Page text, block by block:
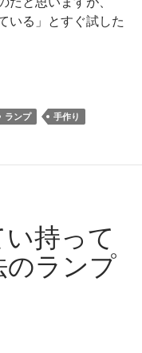
いる」とすぐ試した
ルランプ
ランプ 手作り
持って
のランプ